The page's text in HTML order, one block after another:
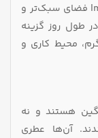
برخلاف عطرهای سنگین و رسمی، Imagination فضای سبک‌تر و
طول روز گزینه
محیط کاری و
هستند و نه
آن‌ها عطری